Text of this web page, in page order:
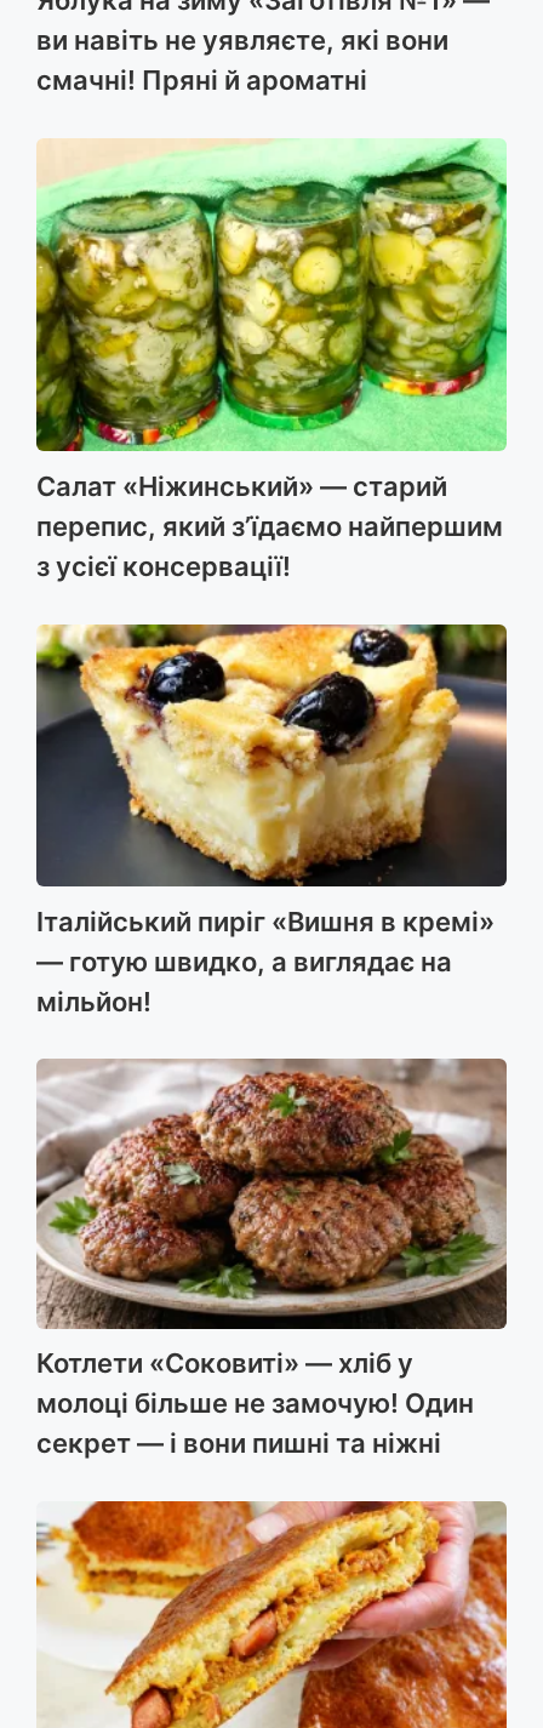
ви навіть не уявляєте, які вони
смачні! Пряні й ароматні
Салат «Ніжинський» — старий
перепис, який з’їдаємо найпершим
з усієї консервації!
Італійський пиріг «Вишня в кремі»
— готую швидко, а виглядає на
мільйон!
Котлети «Соковиті» — хліб у
молоці більше не замочую! Один
секрет — і вони пишні та ніжні